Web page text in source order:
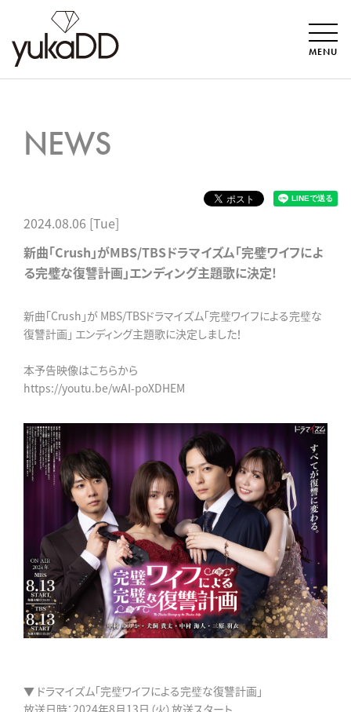
MENU
NEWS
2024.08.06 [Tue]
新曲「Crush」がMBS/TBSドラマイズム「完璧ワイフによ
る完璧な復讐計画」エンディング主題歌に決定!
新曲「Crush」が MBS/TBSドラマイズム「完璧ワイフによる完璧な
復讐計画」 エンディング主題歌に決定しました！
本予告映像はこちらから
https://youtu.be/wAI-poXDHEM
▼ ドラマイズム「完璧ワイフによる完璧な復讐計画」